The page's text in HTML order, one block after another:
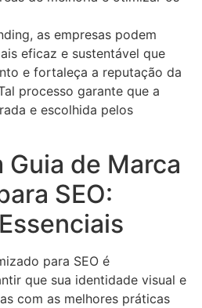
as empresas podem
eficaz e sustentável que
e fortaleça a reputação da
processo garante que a
e escolhida pelos
Guia de Marca
SEO:
para SEO é
que sua identidade visual e
com as melhores práticas